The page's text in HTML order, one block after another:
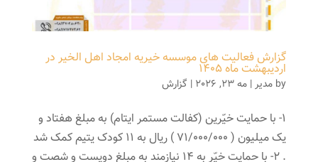
گزارش فعالیت های موسسه خیریه امجاد اهل الخیر در
اردیبهشت ماه 1405
by مدیر| مه 23, 2026 | گزارش
1- با حمایت خیّرین (کفالت مستمر ایتام) به مبلغ هفتاد و
یک میلیون ( 71/000/000 ) ریال به 11 کودک یتیم کمک شد
. 2- با حمایت خیّر به 14 نیازمند به مبلغ دویست و شصت و